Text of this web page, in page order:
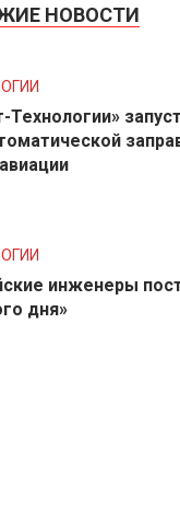
НОВОСТИ
Технологии»
инженеры
дня»